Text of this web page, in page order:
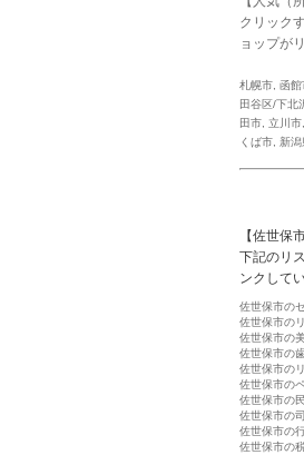
クリック
ョップが
札幌市 函館
田谷区/下北
田市
立川市
くば市 新潟
【佐世保
下記のリ
ンクして
佐世保市の
佐世保市の
佐世保市の
佐世保市の
佐世保市の
佐世保市の
佐世保市の
佐世保市の
佐世保市の
佐世保市の